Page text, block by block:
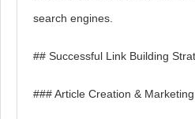
search engines.
## Successful Link Building
### Article Creation & Marketing